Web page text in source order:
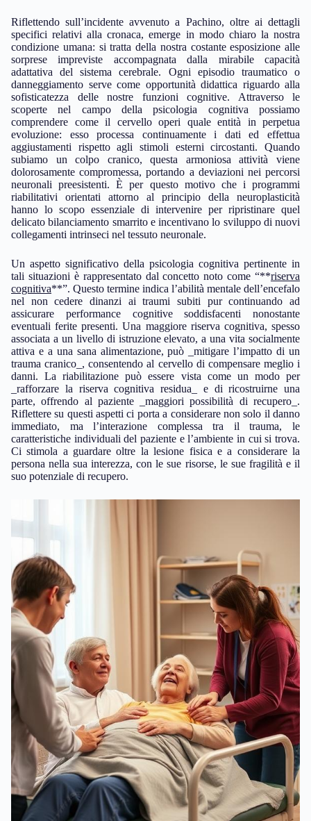
Riflettendo sull’incidente avvenuto a Pachino, oltre ai dettagli
specifici relativi alla cronaca, emerge in modo chiaro la nostra
condizione umana: si tratta della nostra costante esposizione alle
sorprese impreviste accompagnata dalla mirabile capacità
adattativa del sistema cerebrale. Ogni episodio traumatico o
danneggiamento serve come opportunità didattica riguardo alla
sofisticatezza delle nostre funzioni cognitive. Attraverso le
scoperte nel campo della psicologia cognitiva possiamo
comprendere come il cervello operi quale entità in perpetua
evoluzione: esso processa continuamente i dati ed effettua
aggiustamenti rispetto agli stimoli esterni circostanti. Quando
subiamo un colpo cranico, questa armoniosa attività viene
dolorosamente compromessa, portando a deviazioni nei percorsi
neuronali preesistenti. È per questo motivo che i programmi
riabilitativi orientati attorno al principio della neuroplasticità
hanno lo scopo essenziale di intervenire per ripristinare quel
delicato bilanciamento smarrito e incentivano lo sviluppo di nuovi
collegamenti intrinseci nel tessuto neuronale.
Un aspetto significativo della psicologia cognitiva pertinente in
tali situazioni è rappresentato dal concetto noto come “**riserva
cognitiva**”. Questo termine indica l’abilità mentale dell’encefalo
nel non cedere dinanzi ai traumi subiti pur continuando ad
assicurare performance cognitive soddisfacenti nonostante
eventuali ferite presenti. Una maggiore riserva cognitiva, spesso
associata a un livello di istruzione elevato, a una vita socialmente
attiva e a una sana alimentazione, può _mitigare l’impatto di un
trauma cranico_, consentendo al cervello di compensare meglio i
danni. La riabilitazione può essere vista come un modo per
_rafforzare la riserva cognitiva residua_ e di ricostruirne una
parte, offrendo al paziente _maggiori possibilità di recupero_.
Riflettere su questi aspetti ci porta a considerare non solo il danno
immediato, ma l’interazione complessa tra il trauma, le
caratteristiche individuali del paziente e l’ambiente in cui si trova.
Ci stimola a guardare oltre la lesione fisica e a considerare la
persona nella sua interezza, con le sue risorse, le sue fragilità e il
suo potenziale di recupero.